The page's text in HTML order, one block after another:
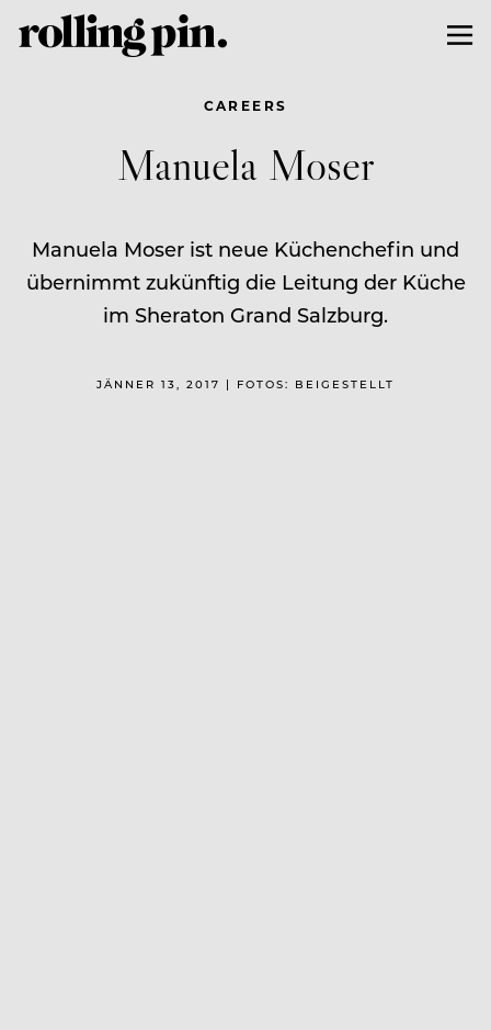
CAREERS
Manuela Moser
Manuela Moser ist neue Küchenchefin und
übernimmt zukünftig die Leitung der Küche
im Sheraton Grand Salzburg.
JÄNNER 13, 2017 | FOTOS: BEIGESTELLT